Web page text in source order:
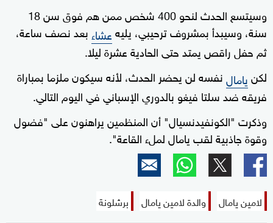
وسيتسع الحدث لنحو 400 شخص ممن هم فوق سن 18
سنة، وسيبدأ بمشروف ترحيبي، يليهعشاء بعد نصف ساعة،
ثم حفل راقص يمتد حتى الحادية عشرة ليلا.
لكنيامالنفسه لن يحضر الحدث، لأنه سيكون ملزما بمباراة
فريقه ضد سلتا فيغو بالدوري الإسباني في اليوم التالي.
وذكرت "الكونفيدنسيال" أن المنظمين يراهنون على "فضول
وقوة جاذبية لقب يامال لملء القاعة".
لامين يامال والدة لامين يامال برشلونة